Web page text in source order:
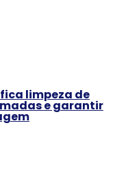
limpeza de
e garantir